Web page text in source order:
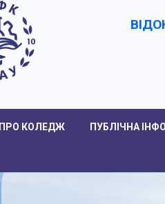
ПРО КОЛЕДЖ ПУБЛІЧНА